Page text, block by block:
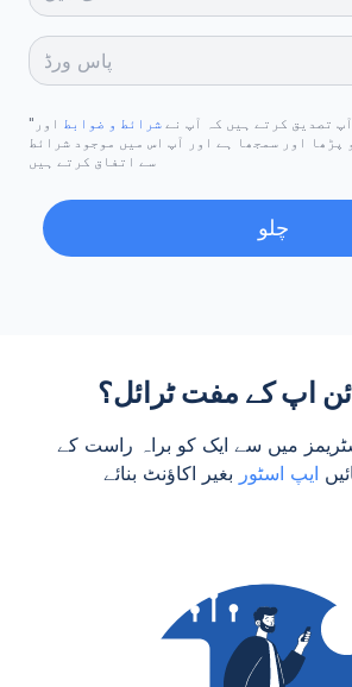
تصدیق کرتے ہیں کہ آپ نے شرائط و ضوابط اور
پڑھا اور سمجھا ہے اور آپ اس میں موجود شرائط
سے اتفاق کرتے ہیں
چلو
اپ کے مفت ٹرائل؟
میں سے ایک کو براہ راست کے
ایپ اسٹور بغیر اکاؤنٹ بنائے